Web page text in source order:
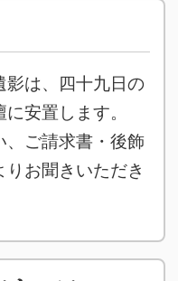
影は、四十九日の
安置します。
、ご請求書・後飾
りお聞きいただき